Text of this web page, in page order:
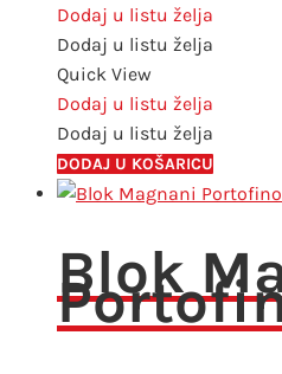
Portofino
18x26
količina
Dodaj u listu želja
Dodaj u listu želja
Quick View
Dodaj u listu želja
Dodaj u listu želja
DODAJ U KOŠARICU
Blok